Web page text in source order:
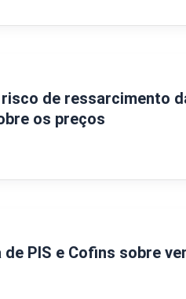
de ressarcimento
os preços
PIS e Cofins sobre